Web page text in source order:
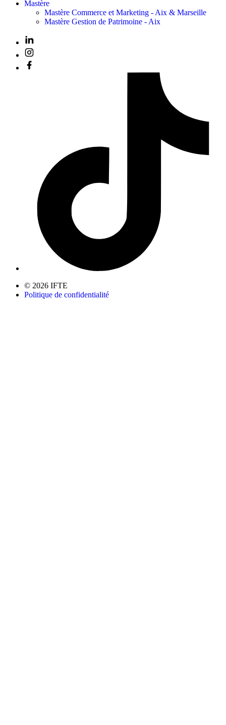
Mastère
Mastère Commerce et Marketing - Aix & Marseille
Mastère Gestion de Patrimoine - Aix
© 2026 IFTE
Politique de confidentialité